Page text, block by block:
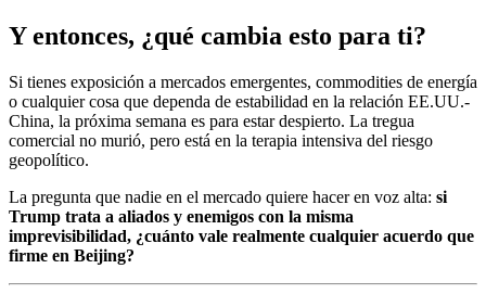
Y entonces, ¿qué cambia esto para ti?
Si tienes exposición a mercados emergentes, commodities de energía
o cualquier cosa que dependa de estabilidad en la relación EE.UU.-
China, la próxima semana es para estar despierto. La tregua
comercial no murió, pero está en la terapia intensiva del riesgo
geopolítico.
La pregunta que nadie en el mercado quiere hacer en voz alta: si
Trump trata a aliados y enemigos con la misma
imprevisibilidad, ¿cuánto vale realmente cualquier acuerdo que
firme en Beijing?